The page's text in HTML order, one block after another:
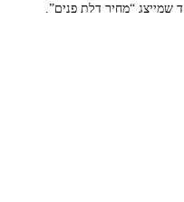
“מחיר דלת פנים”.